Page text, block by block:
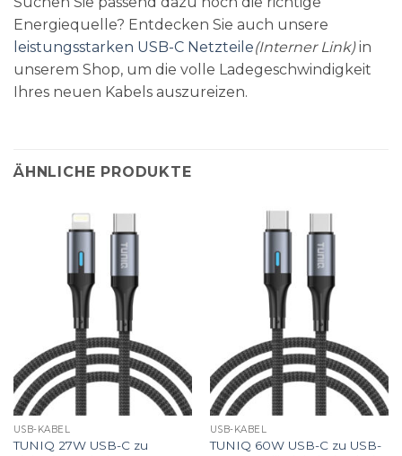
Energiequelle? Entdecken Sie auch unsere
leistungsstarken USB-C Netzteile(Interner Link)in
unserem Shop, um die volle Ladegeschwindigkeit
Ihres neuen Kabels auszureizen.
ÄHNLICHE PRODUKTE
USB-KABEL
TUNIQ 27W USB-C zu
USB-KABEL
TUNIQ 60W USB-C zu USB-